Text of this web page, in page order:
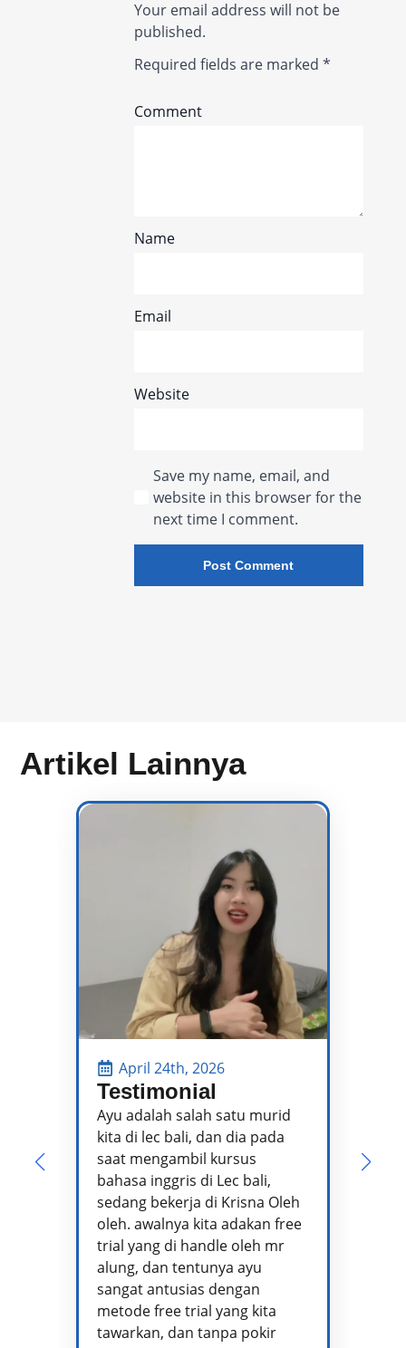
Your email address will not be
published.
Required fields are marked*
Comment
Name
Email
Website
Save my name, email, and
website in this browser for the
next time I comment.
Artikel Lainnya
April 24th, 2026
Testimonial
Ayu adalah salah satu murid
kita di lec bali, dan dia pada
saat mengambil kursus
bahasa inggris di Lec bali,
sedang bekerja di Krisna Oleh
oleh. awalnya kita adakan free
trial yang di handle oleh mr
alung, dan tentunya ayu
sangat antusias dengan
metode free trial yang kita
tawarkan, dan tanpa pokir